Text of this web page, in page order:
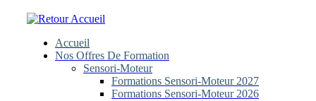
Accueil
Nos Offres De Formation
Sensori-Moteur
Formations Sensori-Moteur 2027
Formations Sensori-Moteur 2026